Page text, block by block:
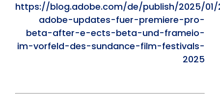
https://blog.adobe.com/de/publish/2025/
adobe-updates-fuer-premiere-pro-
beta-after-e-ects-beta-und-frameio-
im-vorfeld-des-sundance-film-festivals-
2025